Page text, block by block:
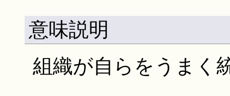
意味説明
組織が自らをうまく